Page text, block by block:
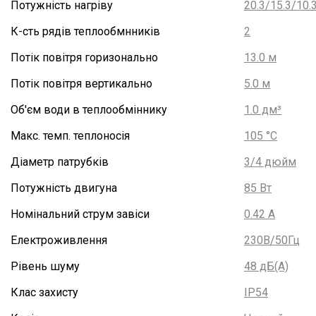
Потужність нагріву
20.3/15.3/
К-сть рядів теплообмнників
2
Потік повітря горизонально
13.0 м
Потік повітря вертикально
5.0 м
Об'єм води в теплообміннику
1.0 дм³
Макс. темп. теплоносія
105 °С
Діаметр патрубків
3/4 дюйм
Потужність двигуна
85 Вт
Номінальний струм завіси
0.42 А
Електроживлення
230В/50Гц
Рівень шуму
48 дБ(А)
Клас захисту
IP54